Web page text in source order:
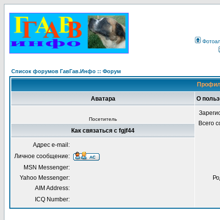
Список форумов ГавГав.Инфо :: Форум
Аватара О
Посетитель
Всего
Как связаться с fgjf44
Адрес e-mail:
Личное сообщение:
MSN Messenger:
Yahoo Messenger:
AIM Address:
ICQ Number: